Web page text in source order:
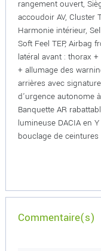
rangement ouvert,
accoudoir AV, Cluster
Harmonie intérieur,
Soft Feel TEP, Airbag
latéral avant : thorax
+ allumage des
arrières avec
d'urgence autonome
Banquette AR
lumineuse DACIA en
bouclage de ceintures
Commentaire(s)